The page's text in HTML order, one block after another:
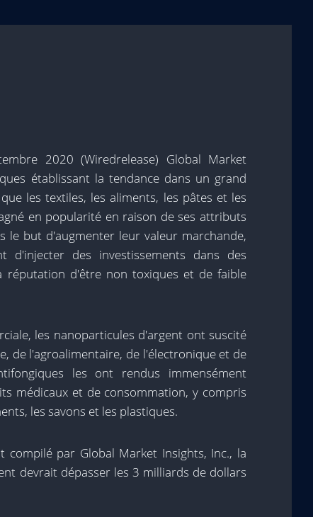
2020 (Wiredrelease) Global Market
établissant la tendance dans un grand
les textiles, les aliments, les pâtes et les
en popularité en raison de ses attributs
le but d'augmenter leur valeur marchande,
des investissements dans des
réputation d'être non toxiques et de faible
les nanoparticules d'argent ont suscité
de l'agroalimentaire, de l'électronique et de
les ont rendus immensément
médicaux et de consommation, y compris
les savons et les plastiques.
par Global Market Insights, Inc., la
devrait dépasser les 3 milliards de dollars